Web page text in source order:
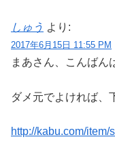
しゅう より:
2017年6月15日 11:55 PM
まあさん、こんばん
ダメ元でよければ、
http://kabu.com/